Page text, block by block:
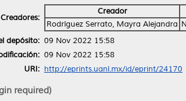
Creadores:
Creador
Rodríguez Serrato, Mayra Alejandra
depósito: 09 Nov 2022 15:58
09 Nov 2022 15:58
URI: http://eprints.uanl.mx/id/eprint/24170
required)